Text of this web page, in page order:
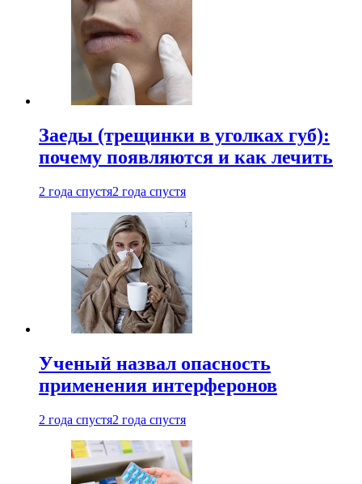
Заеды (трещинки в уголках губ):
почему появляются и как лечить
2 года спустя2 года спустя
Ученый назвал опасность
применения интерферонов
2 года спустя2 года спустя